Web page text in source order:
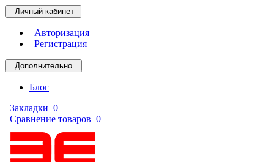
Личный кабинет
Авторизация
Регистрация
Дополнительно
Блог
Закладки 0
Сравнение товаров 0